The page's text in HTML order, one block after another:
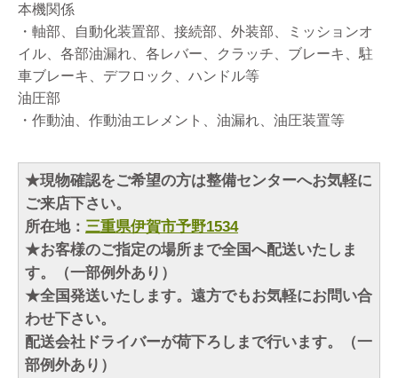
本機関係
・軸部、自動化装置部、接続部、外装部、ミッションオ
イル、各部油漏れ、各レバー、クラッチ、ブレーキ、駐
車ブレーキ、デフロック、ハンドル等
油圧部
・作動油、作動油エレメント、油漏れ、油圧装置等
★現物確認をご希望の方は整備センターへお気軽に
ご来店下さい。
所在地： 三重県伊賀市予野1534
★お客様のご指定の場所まで全国へ配送いたしま
す。（一部例外あり）
★全国発送いたします。遠方でもお気軽にお問い合
わせ下さい。
配送会社ドライバーが荷下ろしまで行います。（一
部例外あり）